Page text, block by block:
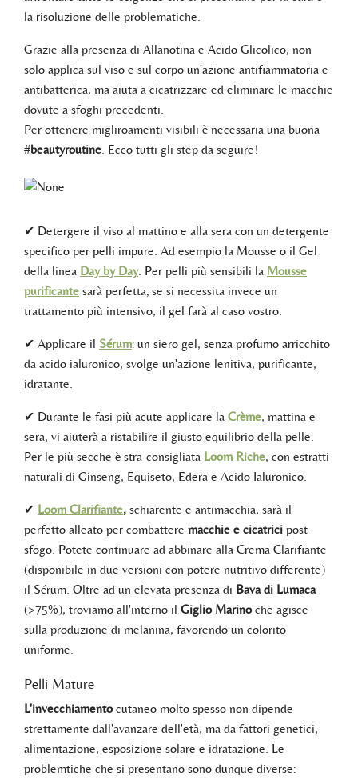
la risoluzione delle problematiche.
Grazie alla presenza di Allanotina e Acido Glicolico, non
solo applica sul viso e sul corpo un'azione antifiammatoria e
antibatterica, ma aiuta a cicatrizzare ed eliminare le macchie
dovute a sfoghi precedenti.
Per ottenere migliroamenti visibili è necessaria una buona
#beautyroutine. Ecco tutti gli step da seguire!
✔ Detergere il viso al mattino e alla sera con un detergente
specifico per pelli impure. Ad esempio la Mousse o il Gel
della linea Day by Day. Per pelli più sensibili la Mousse
purificante sarà perfetta; se si necessita invece un
trattamento più intensivo, il gel farà al caso vostro.
✔ Applicare il Sérum: un siero gel, senza profumo arricchito
da acido ialuronico, svolge un'azione lenitiva, purificante,
idratante.
✔ Durante le fasi più acute applicare la Crème, mattina e
sera, vi aiuterà a ristabilire il giusto equilibrio della pelle.
Per le più secche è stra-consigliata Loom Riche, con estratti
naturali di Ginseng, Equiseto, Edera e Acido Ialuronico.
✔ Loom Clarifiante, schiarente e antimacchia, sarà il
perfetto alleato per combattere macchie e cicatrici post
sfogo. Potete continuare ad abbinare alla Crema Clarifiante
(disponibile in due versioni con potere nutritivo differente)
il Sérum. Oltre ad un elevata presenza di Bava di Lumaca
(>75%), troviamo all'interno il Giglio Marinoche agisce
sulla produzione di melanina, favorendo un colorito
uniforme.
Pelli Mature
L'invecchiamentocutaneo molto spesso non dipende
strettamente dall'avanzare dell'età, ma da fattori genetici,
alimentazione, esposizione solare e idratazione. Le
problemtiche che si presentano sono dunque diverse: